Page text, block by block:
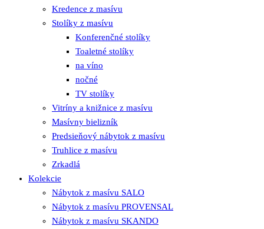
Kredence z masívu
Stolíky z masívu
Konferenčné stolíky
Toaletné stolíky
na víno
nočné
TV stolíky
Vitríny a knižnice z masívu
Masívny bielizník
Predsieňový nábytok z masívu
Truhlice z masívu
Zrkadlá
Kolekcie
Nábytok z masívu SALO
Nábytok z masívu PROVENSAL
Nábytok z masívu SKANDO